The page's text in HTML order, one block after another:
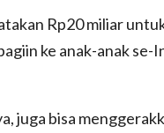
Rp20 miliar
ke anak-anak
juga bisa